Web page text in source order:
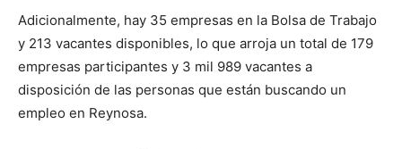
Adicionalmente, hay 35 empresas en la Bolsa de Trabajo
y 213 vacantes disponibles, lo que arroja un total de 179
empresas participantes y 3 mil 989 vacantes a
disposición de las personas que están buscando un
empleo en Reynosa.